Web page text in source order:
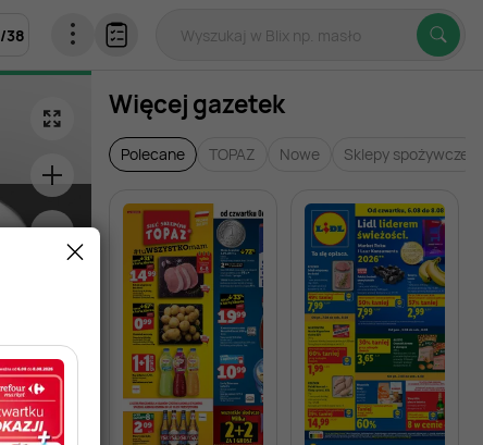
/38
Zobacz inne
Więcej gazetek
Polecane TOPAZ Nowe Sklepy spożywcze